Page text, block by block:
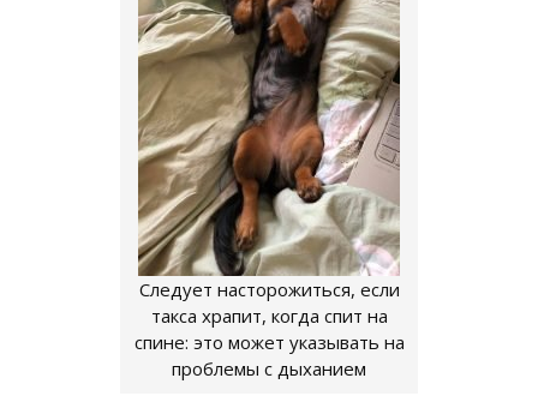
Следует насторожиться, если
такса храпит, когда спит на
спине: это может указывать на
проблемы с дыханием